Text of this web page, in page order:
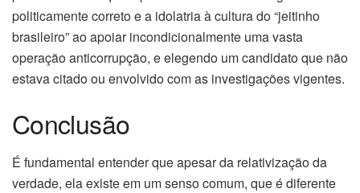
politicamente correto e a idolatria à cultura do “jeitinho
brasileiro” ao apoiar incondicionalmente uma vasta
operação anticorrupção, e elegendo um candidato que não
estava citado ou envolvido com as investigações vigentes.
Conclusão
É fundamental entender que apesar da relativização da
verdade, ela existe em um senso comum, que é diferente